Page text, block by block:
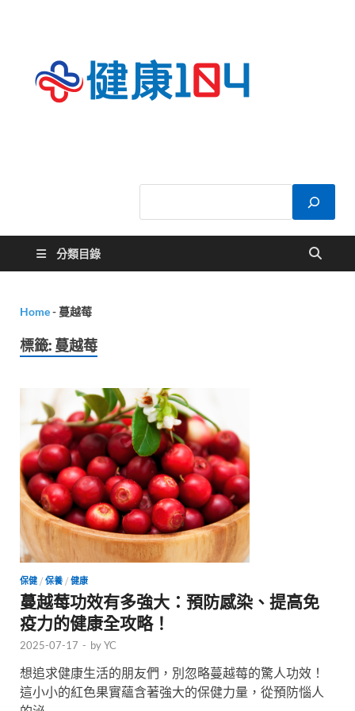
分類目錄
Home- 蔓越莓
標籤: 蔓越莓
保健 / 保養 / 健康
蔓越莓功效有多強大：預防感染、提高免
疫力的健康全攻略！
2025-07-17 - byYC
想追求健康生活的朋友們，別忽略蔓越莓的驚人功效！
這小小的紅色果實蘊含著強大的保健力量，從預防惱人